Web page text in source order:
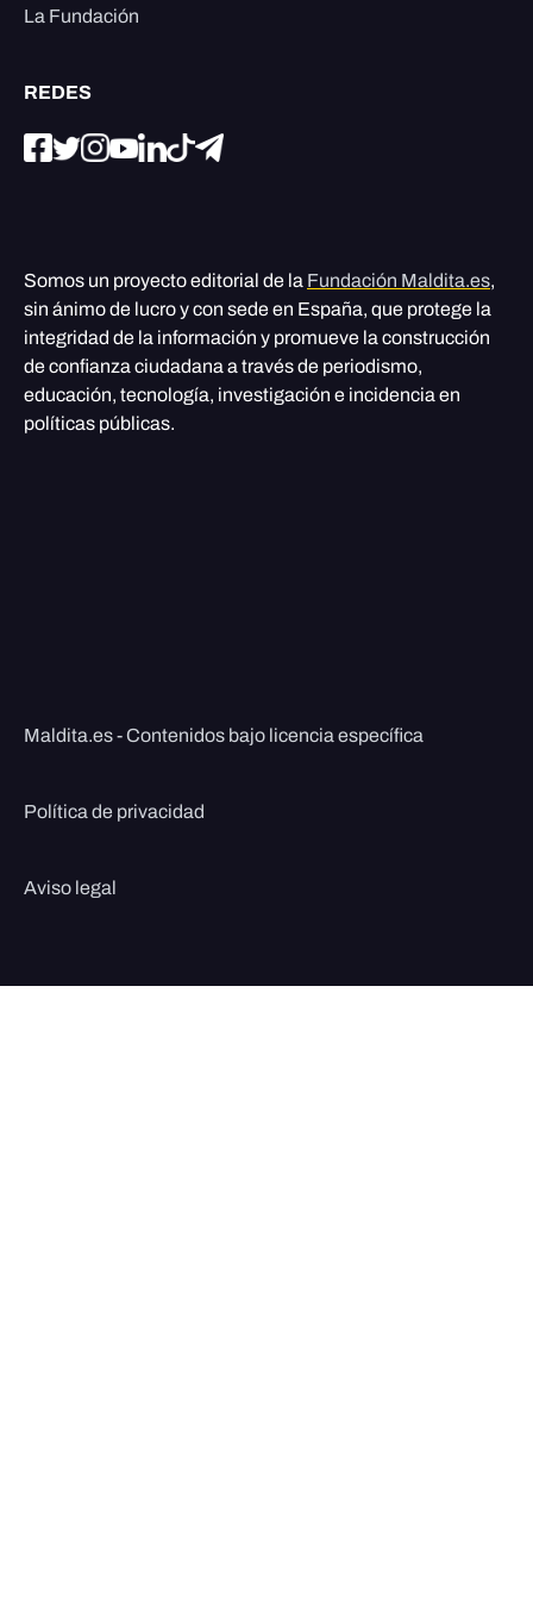
La Fundación
REDES
Somos un proyecto editorial de la Fundación Maldita.es,
sin ánimo de lucro y con sede en España, que protege la
integridad de la información y promueve la construcción
de confianza ciudadana a través de periodismo,
educación, tecnología, investigación e incidencia en
políticas públicas.
Maldita.es - Contenidos bajo licencia específica
Política de privacidad
Aviso legal